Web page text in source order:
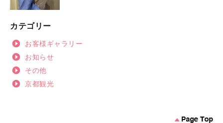
カテゴリー
お客様ギャラリー
お知らせ
その他
京都観光